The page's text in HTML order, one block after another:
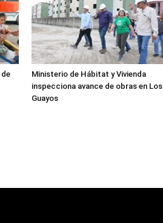
Ministerio de Hábitat y Vivienda
inspecciona avance de obras en Los
Guayos